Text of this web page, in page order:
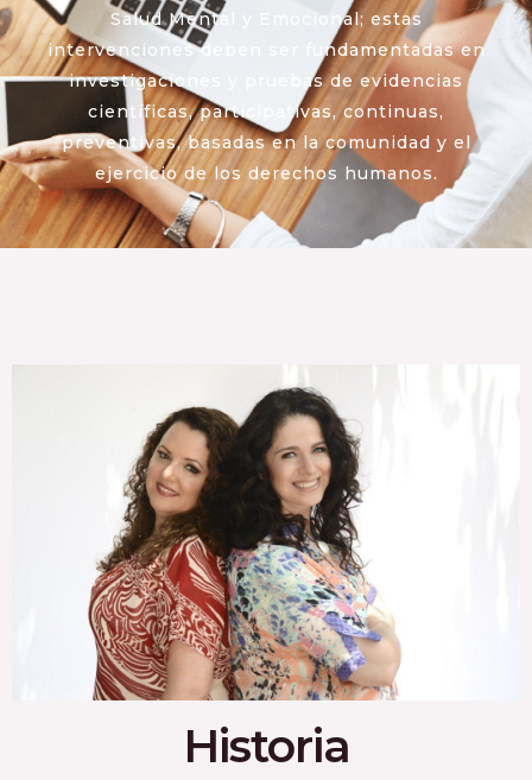
Salud Mental y Emocional; estas
intervenciones deben ser fundamentadas en
investigaciones y pruebas de evidencias
científicas, participativas, continuas,
preventivas, basadas en la comunidad y el
ejercicio de los derechos humanos.
Historia